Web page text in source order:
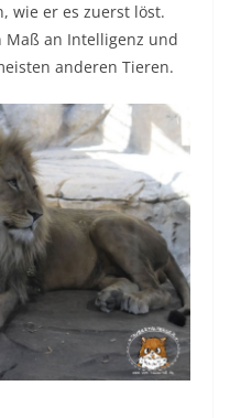
wie er es zuerst löst.
Maß an Intelligenz und
anderen Tieren.